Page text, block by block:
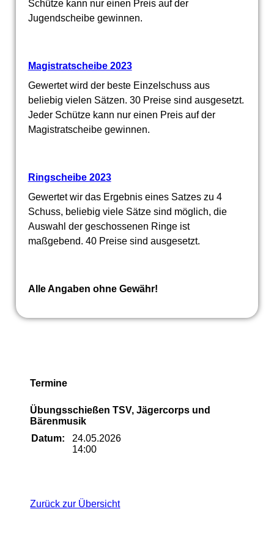
Schütze kann nur einen Preis auf der
Jugendscheibe gewinnen.
Magistratscheibe 2023
Gewertet wird der beste Einzelschuss aus
beliebig vielen Sätzen. 30 Preise sind ausgesetzt.
Jeder Schütze kann nur einen Preis auf der
Magistratscheibe gewinnen.
Ringscheibe 2023
Gewertet wir das Ergebnis eines Satzes zu 4
Schuss, beliebig viele Sätze sind möglich, die
Auswahl der geschossenen Ringe ist
maßgebend. 40 Preise sind ausgesetzt.
Alle Angaben ohne Gewähr!
Termine
Übungsschießen TSV, Jägercorps und
Bärenmusik
Datum:
24.05.2026
14:00
Zurück zur Übersicht